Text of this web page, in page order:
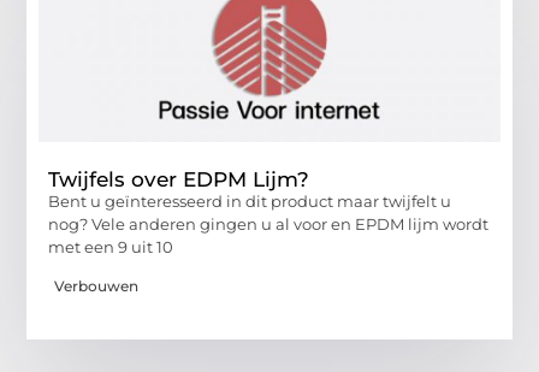
Twijfels over EDPM Lijm?
Bent u geïnteresseerd in dit product maar twijfelt u
nog? Vele anderen gingen u al voor en EPDM lijm wordt
met een 9 uit 10
Verbouwen